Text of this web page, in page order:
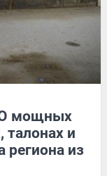
О мощных
талонах и
региона из